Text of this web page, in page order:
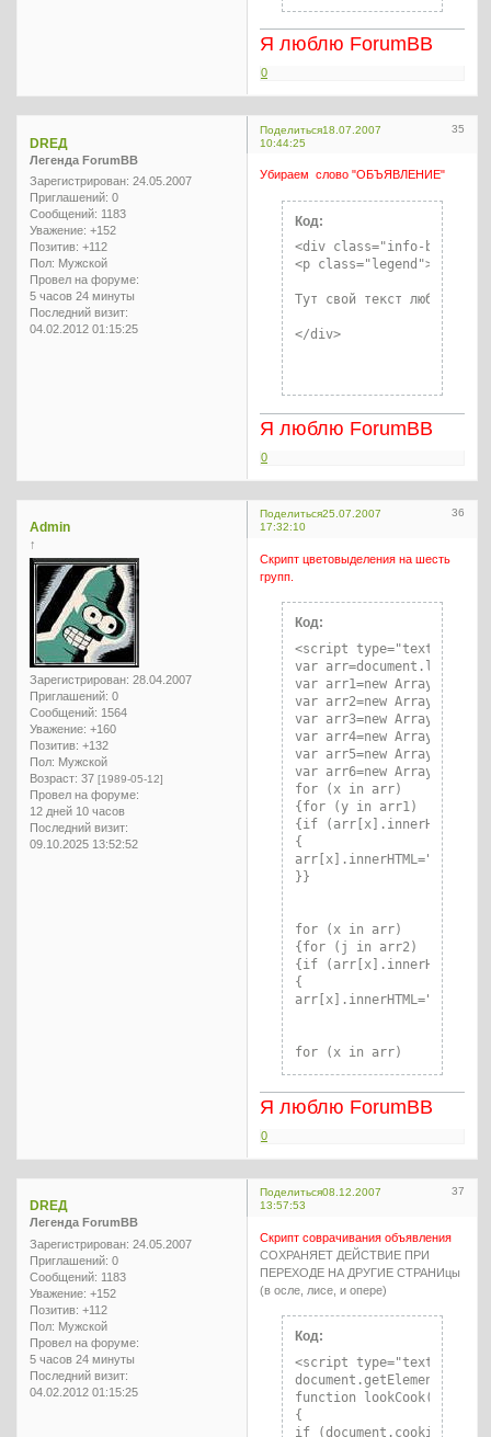
Я люблю ForumBB
0
Поделиться 35
18.07.2007
10:44:25
DREД
Легенда ForumBB
Зарегистрирован: 24.05.2007
Приглашений: 0
Сообщений: 1183
Уважение: +152
Позитив: +112
Пол: Мужской
Провел на форуме:
5 часов 24 минуты
Последний визит:
04.02.2012 01:15:25
Убираем слово "ОБЪЯВЛЕНИЕ"
Код:
<div class="info-box">
<p
Тут свой текст любой
</div>
Я люблю ForumBB
0
Поделиться 36
25.07.2007
17:32:10
Admin
↑
Зарегистрирован: 28.04.2007
Приглашений: 0
Сообщений: 1564
Уважение: +160
Позитив: +132
Пол: Мужской
Возраст: 37 [1989-05-12]
Провел на форуме:
12 дней 10 часов
Последний визит:
09.10.2025 13:52:52
Скрипт цветовыделения на шесть
групп.
Код:
<script type="text/
var arr=document.links
var arr1=new Array
var arr2=new Array
var arr3=new Array
var arr4=new Array
var arr5=new Array
var arr6=new Array
for (x in arr)
{for (y in arr1)
{if
{
arr[x].innerHTML="<font
}}
for (x in arr)
{for (j in arr2)
{if
{
arr[x].innerHTML="<font
for (x in arr)
{
for (x in arr)
{for (j in arr4)
{
arr[x].innerHTML="<font
for (x in arr)
{for (p in arr5)
{if
{
arr[x].innerHTML="<font
Я люблю ForumBB
0
Поделиться 37
08.12.2007
13:57:53
DREД
Легенда ForumBB
Зарегистрирован: 24.05.2007
Приглашений: 0
Сообщений: 1183
Уважение: +152
Позитив: +112
Пол: Мужской
Провел на форуме:
5 часов 24 минуты
Последний визит:
04.02.2012 01:15:25
Скрипт соврачивания объявления
СОХРАНЯЕТ ДЕЙСТВИЕ ПРИ
ПЕРЕХОДЕ НА ДРУГИЕ СТРАНИцы
(в осле, лисе, и опере)
Код:
<script type="text/
function lookCook()
{
if